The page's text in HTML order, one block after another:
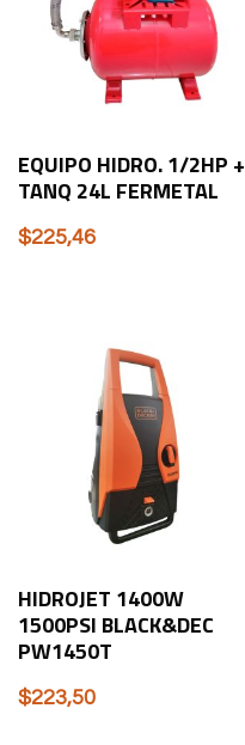
EQUIPO HIDRO. 1/2HP +
TANQ 24L FERMETAL
$225,46
HIDROJET 1400W
1500PSI BLACK&DEC
PW1450T
$223,50